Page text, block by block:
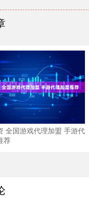
全国游戏代理加盟 手游代
荐